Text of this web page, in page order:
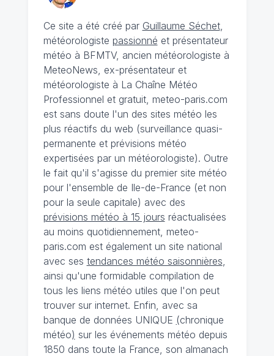
Ce site a été créé par Guillaume Séchet,
météorologiste passionné et présentateur
météo à BFMTV, ancien météorologiste à
MeteoNews, ex-présentateur et
météorologiste à La Chaîne Météo
Professionnel et gratuit, meteo-paris.com
est sans doute l'un des sites météo les
plus réactifs du web (surveillance quasi-
permanente et prévisions météo
expertisées par un météorologiste). Outre
le fait qu'il s'agisse du premier site météo
pour l'ensemble de Ile-de-France (et non
pour la seule capitale) avec des
prévisions météo à 15 jours réactualisées
au moins quotidiennement, meteo-
paris.com est également un site national
avec ses tendances météo saisonnières
ainsi qu'une formidable compilation de
tous les liens météo utiles que l'on peut
trouver sur internet. Enfin, avec sa
banque de données UNIQUE (chronique
météo) sur les événements météo depuis
1850 dans toute la France, son almanach